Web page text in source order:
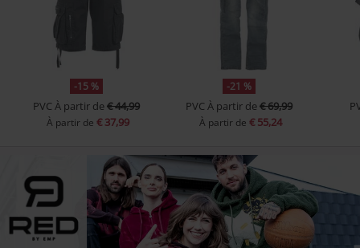
-15 %
PVC À partir de€ 44,99
À partir de€ 37,99
-21 %
PVC À partir de€ 69,99
À partir de€ 55,24